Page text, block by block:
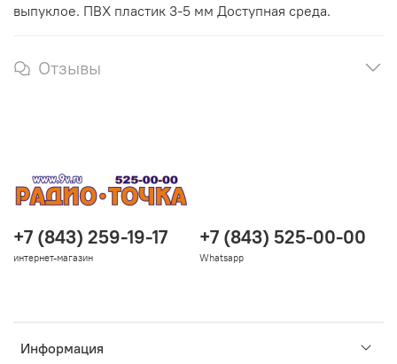
выпуклое. ПВХ пластик 3-5 мм Доступная среда.
Отзывы
Информация
+7 (843) 259-19-17
интернет-магазин
+7 (843) 525-00-00
Whatsapp